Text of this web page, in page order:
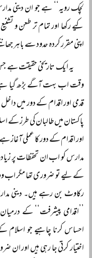
لچک رویہ‘‘ ہے جو ان دینی
کیے رکھا اور تمام تر طعن و
اپنی مقرر کردہ حدود سے باہر
یہ ایک تاریخی حقیقت ہے
وقت اب بہت آگے بڑھ گیا ہے
قدمی اور اقدام کے دور میں
پاکستان میں طالبان کی طرز کے
اور اقدام کے دور کا عملی
مدارس کو اب ان تحفظات پر
کے لیے تو ضروری تھا مگر اب
رکاوٹ بن رہے ہیں۔ دینی
’’اقدامی پیشرفت‘‘ کے
احساس کرنا چاہیے جو اسلام
اختیار کرتی جا رہی ہیں اور